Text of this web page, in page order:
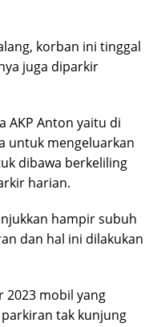
korban ini tinggal
juga diparkir
AKP Anton yaitu di
untuk mengeluarkan
dibawa berkeliling
harian.
hampir subuh
dan hal ini dilakukan
2023 mobil yang
tak kunjung